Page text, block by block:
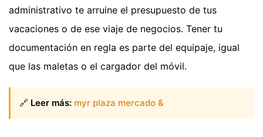
administrativo te arruine el presupuesto de tus
vacaciones o de ese viaje de negocios. Tener tu
documentación en regla es parte del equipaje, igual
que las maletas o el cargador del móvil.
🔗 Leer más: myr plaza mercado &